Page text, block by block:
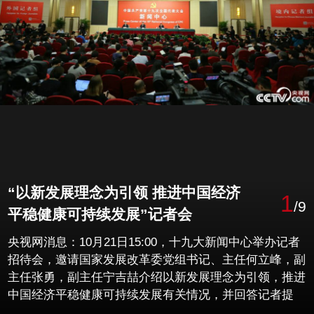
“以新发展理念为引领 推进中国经济
平稳健康可持续发展”记者会
1/9
央视网消息：10月21日15:00，十九大新闻中心举办记者
招待会，邀请国家发展改革委党组书记、主任何立峰，副
主任张勇，副主任宁吉喆介绍以新发展理念为引领，推进
中国经济平稳健康可持续发展有关情况，并回答记者提